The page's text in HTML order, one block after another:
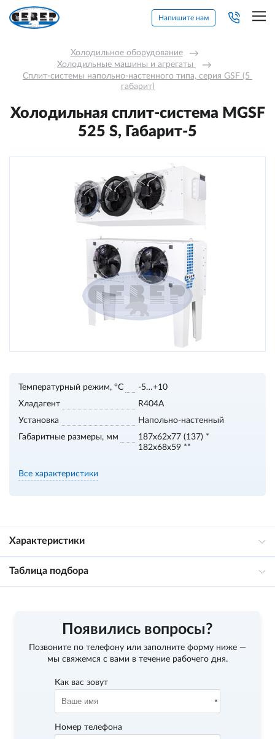
Напишите нам
Холодильное оборудование →
Холодильные машины и агрегаты →
Сплит-системы напольно-настенного типа, серия GSF (5
габарит)
Холодильная сплит-система МGSF
525 S, Габарит-5
Температурный режим, °С
-5…+10
Хладагент
R404A
Установка
Напольно-настенный
Габаритные размеры, мм
187х62х77 (137) *
182х68х59 **
Все характеристики
Характеристики
Таблица подбора
Появились вопросы?
Позвоните по телефону или заполните форму ниже —
мы свяжемся с вами в течение рабочего дня.
Как вас зовут
Номер телефона